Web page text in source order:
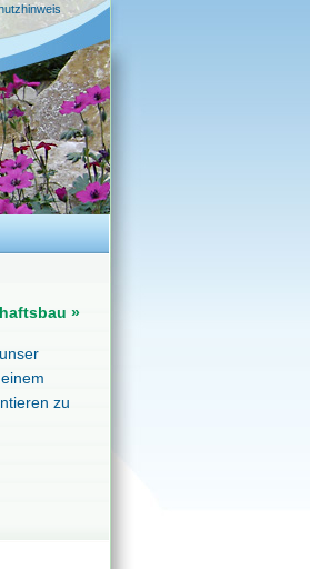
»
zu